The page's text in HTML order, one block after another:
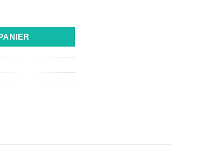
PEAU,CHEVEUX & ONGLES 30 COMPRIMÉS